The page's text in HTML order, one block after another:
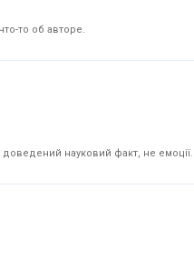
то об авторе.
науковий факт, не емоції.